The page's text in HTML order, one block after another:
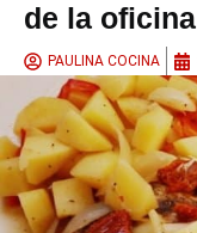
de la oficina
PAULINA COCINA